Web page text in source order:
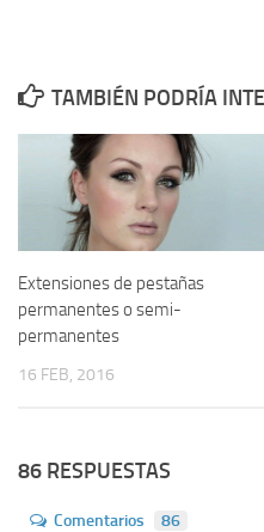
TAMBIÉN PODRÍA
Extensiones de pestañas
permanentes o semi-
permanentes
16 FEB, 2016
86 RESPUESTAS
Comentarios 86